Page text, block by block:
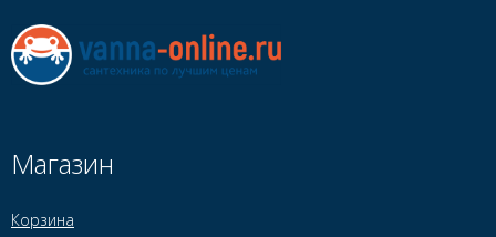
Магазин
Корзина